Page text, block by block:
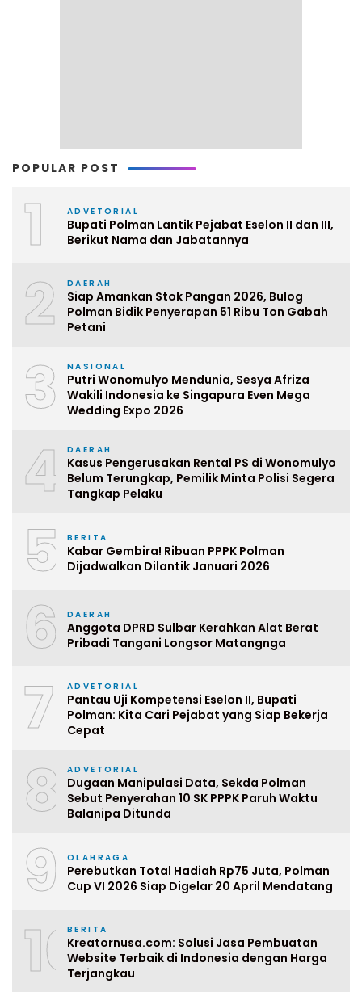
POPULAR POST
1 ADVETORIAL
Bupati Polman Lantik Pejabat Eselon II dan III,
Berikut Nama dan Jabatannya
2 DAERAH
Siap Amankan Stok Pangan 2026, Bulog
Polman Bidik Penyerapan 51 Ribu Ton Gabah
Petani
3 NASIONAL
Putri Wonomulyo Mendunia, Sesya Afriza
Wakili Indonesia ke Singapura Even Mega
Wedding Expo 2026
4 DAERAH
Kasus Pengerusakan Rental PS di Wonomulyo
Belum Terungkap, Pemilik Minta Polisi Segera
Tangkap Pelaku
5 BERITA
Kabar Gembira! Ribuan PPPK Polman
Dijadwalkan Dilantik Januari 2026
6 DAERAH
Anggota DPRD Sulbar Kerahkan Alat Berat
Pribadi Tangani Longsor Matangnga
7 ADVETORIAL
Pantau Uji Kompetensi Eselon II, Bupati
Polman: Kita Cari Pejabat yang Siap Bekerja
Cepat
8 ADVETORIAL
Dugaan Manipulasi Data, Sekda Polman
Sebut Penyerahan 10 SK PPPK Paruh Waktu
Balanipa Ditunda
9 OLAHRAGA
Perebutkan Total Hadiah Rp75 Juta, Polman
Cup VI 2026 Siap Digelar 20 April Mendatang
10BERITA
Kreatornusa.com: Solusi Jasa Pembuatan
Website Terbaik di Indonesia dengan Harga
Terjangkau